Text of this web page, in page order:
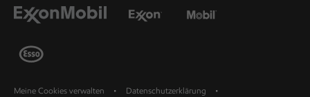
Meine Cookies verwalten Datenschutzerklärung